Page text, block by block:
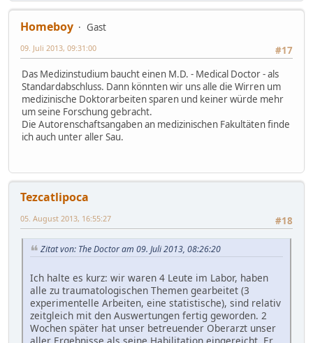
Homeboy
Gast
#17
09. Juli 2013, 09:31:00
Das Medizinstudium baucht einen M.D. - Medical Doctor - als
Standardabschluss. Dann könnten wir uns alle die Wirren um
medizinische Doktorarbeiten sparen und keiner würde mehr
um seine Forschung gebracht.
Die Autorenschaftsangaben an medizinischen Fakultäten finde
ich auch unter aller Sau.
Tezcatlipoca
#18
05. August 2013, 16:55:27
Zitat von: The Doctor am 09. Juli 2013, 08:26:20
Ich halte es kurz: wir waren 4 Leute im Labor, haben
alle zu traumatologischen Themen gearbeitet (3
experimentelle Arbeiten, eine statistische), sind relativ
zeitgleich mit den Auswertungen fertig geworden. 2
Wochen später hat unser betreuender Oberarzt unser
aller Ergebnisse als seine Habilitation eingereicht. Er